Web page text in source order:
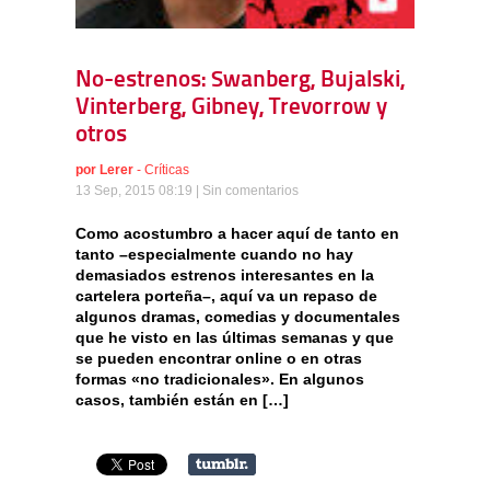
No-estrenos: Swanberg, Bujalski,
Vinterberg, Gibney, Trevorrow y
otros
por Lerer - Críticas
13 Sep, 2015 08:19 | Sin comentarios
Como acostumbro a hacer aquí de tanto en
tanto –especialmente cuando no hay
demasiados estrenos interesantes en la
cartelera porteña–, aquí va un repaso de
algunos dramas, comedias y documentales
que he visto en las últimas semanas y que
se pueden encontrar online o en otras
formas «no tradicionales». En algunos
casos, también están en […]